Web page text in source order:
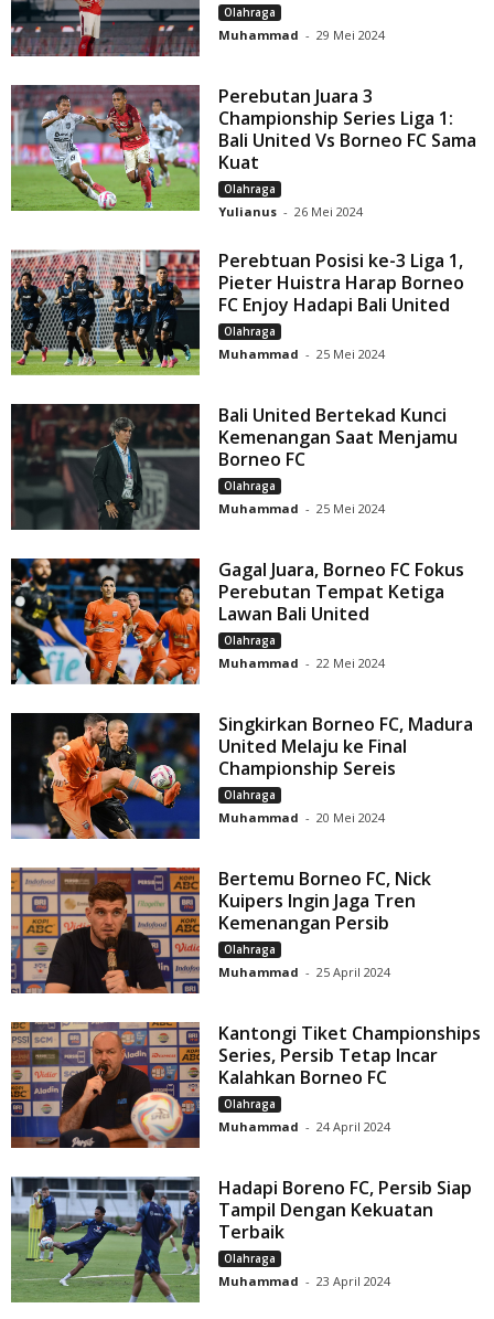
Olahraga
Muhammad - 29 Mei 2024
Perebutan Juara 3
Championship Series Liga 1:
Bali United Vs Borneo FC Sama
Kuat
Olahraga
Yulianus - 26 Mei 2024
Perebtuan Posisi ke-3 Liga 1,
Pieter Huistra Harap Borneo
FC Enjoy Hadapi Bali United
Olahraga
Muhammad - 25 Mei 2024
Bali United Bertekad Kunci
Kemenangan Saat Menjamu
Borneo FC
Olahraga
Muhammad - 25 Mei 2024
Gagal Juara, Borneo FC Fokus
Perebutan Tempat Ketiga
Lawan Bali United
Olahraga
Muhammad - 22 Mei 2024
Singkirkan Borneo FC, Madura
United Melaju ke Final
Championship Sereis
Olahraga
Muhammad - 20 Mei 2024
Bertemu Borneo FC, Nick
Kuipers Ingin Jaga Tren
Kemenangan Persib
Olahraga
Muhammad - 25 April 2024
Kantongi Tiket Championships
Series, Persib Tetap Incar
Kalahkan Borneo FC
Olahraga
Muhammad - 24 April 2024
Hadapi Boreno FC, Persib Siap
Tampil Dengan Kekuatan
Terbaik
Olahraga
Muhammad - 23 April 2024